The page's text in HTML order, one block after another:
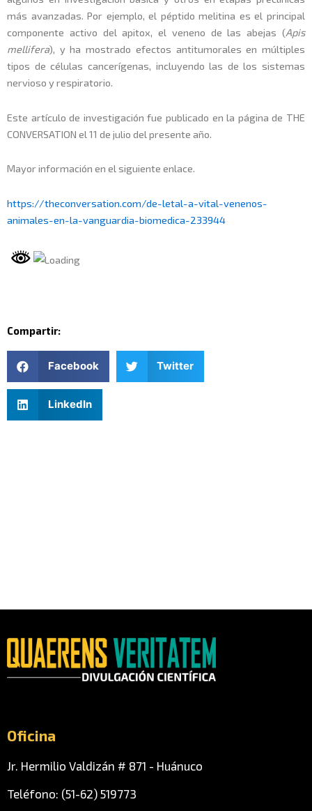
más avanzadas. Por ejemplo, el péptido melitina es el principal
componente activo del apitox, el veneno de las abejas (Apis
mellifera), y ha mostrado efectos antitumorales en múltiples
tipos de células cancerígenas, incluyendo las de los sistemas
nervioso y respiratorio.
Este artículo de investigación fue publicado en la página de THE
CONVERSATION el 11 de julio del presente año.
Mayor información en el siguiente enlace.
https://theconversation.com/de-letal-a-vital-venenos-
animales-en-la-vanguardia-biomedica-233944
Compartir:
Facebook Twitter
LinkedIn
Oficina
Jr. Hermilio Valdizán # 871 - Huánuco
Teléfono: (51-62) 519773